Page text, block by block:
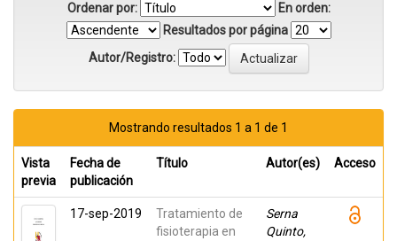
Ordenar por:
En orden:
Resultados por página
Autor/Registro:
Mostrando resultados 1 a 1 de 1
Vista
previa
Fecha de
publicación
Título Autor(es) Acceso
17-sep-2019
Tratamiento de
fisioterapia en
Serna
Quinto,